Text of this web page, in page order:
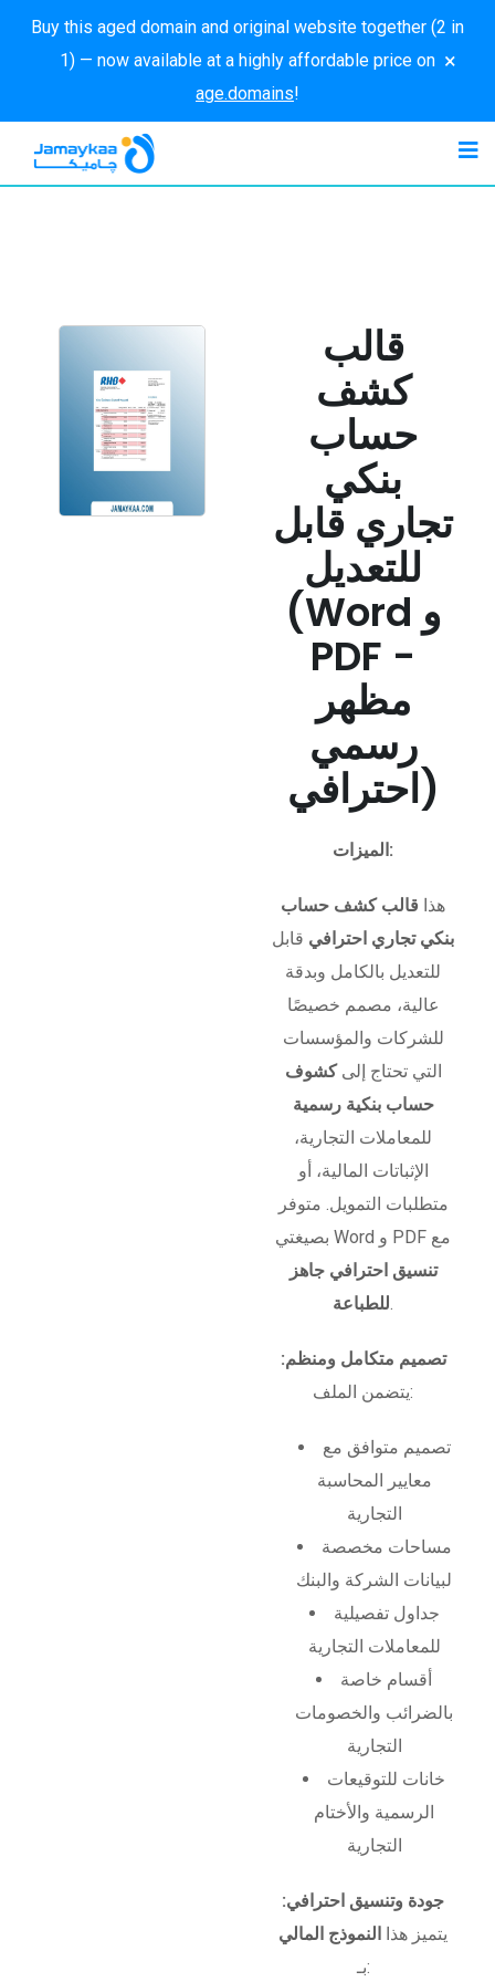
Buy this aged domain and original website together (2 in
1) — now available at a highly affordable price on
age.domains!
×
قالب
كشف
حساب
بنكي
تجاري قابل
للتعديل
(Word و
PDF -
مظهر
رسمي
احترافي)
الميزات:
هذا قالب كشف حساب
بنكي تجاري احترافي قابل
للتعديل بالكامل وبدقة
عالية، مصمم خصيصًا
للشركات والمؤسسات
التي تحتاج إلىكشوف
حساب بنكية رسمية
للمعاملات التجارية،
الإثباتات المالية، أو
متطلبات التمويل. متوفر
بصيغتي Word و PDF مع
تنسيق احترافي جاهز
للطباعة.
تصميم متكامل ومنظم:
يتضمن الملف:
تصميم متوافق مع
معايير المحاسبة
التجارية
مساحات مخصصة
لبيانات الشركة والبنك
جداول تفصيلية
للمعاملات التجارية
أقسام خاصة
بالضرائب والخصومات
التجارية
خانات للتوقيعات
الرسمية والأختام
التجارية
جودة وتنسيق احترافي:
يتميز هذا
النموذج المالي
بـ: